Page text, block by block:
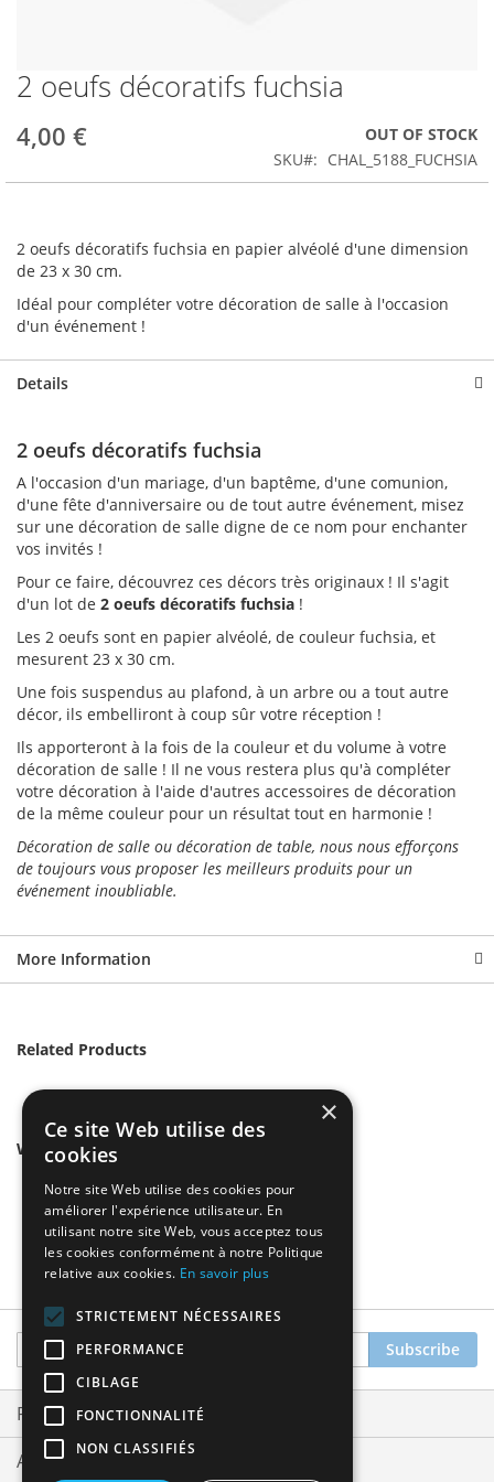
Skip
to
the
beginning
2 oeufs décoratifs fuchsia
4,00 €
OUT OF STOCK
SKU
CHAL_5188_FUCHSIA
2 oeufs décoratifs fuchsia en papier alvéolé d'une dimension
de 23 x 30 cm.
Idéal pour compléter votre décoration de salle à l'occasion
d'un événement !
Details
2 oeufs décoratifs fuchsia
A l'occasion d'un mariage, d'un baptême, d'une comunion,
d'une fête d'anniversaire ou de tout autre événement, misez
sur une décoration de salle digne de ce nom pour enchanter
vos invités !
Pour ce faire, découvrez ces décors très originaux ! Il s'agit
d'un lot de 2 oeufs décoratifs fuchsia !
Les 2 oeufs sont en papier alvéolé, de couleur fuchsia, et
mesurent 23 x 30 cm.
Une fois suspendus au plafond, à un arbre ou a tout autre
décor, ils embelliront à coup sûr votre réception !
Ils apporteront à la fois de la couleur et du volume à votre
décoration de salle ! Il ne vous restera plus qu'à compléter
votre décoration à l'aide d'autres accessoires de décoration
de la même couleur pour un résultat tout en harmonie !
Décoration de salle ou décoration de table, nous nous efforçons
de toujours vous proposer les meilleurs produits pour un
événement inoubliable.
More Information
Related Products
We found other products you might like!
Sign
Up
for
Our
Newsletter:
Subscribe
Privacy and Cookie Policy
Advanced Search
×
Ce site Web utilise des
cookies
Notre site Web utilise des cookies pour
améliorer l'expérience utilisateur. En
utilisant notre site Web, vous acceptez tous
les cookies conformément à notre Politique
relative aux cookies. En savoir plus
STRICTEMENT NÉCESSAIRES
PERFORMANCE
CIBLAGE
FONCTIONNALITÉ
NON CLASSIFIÉS